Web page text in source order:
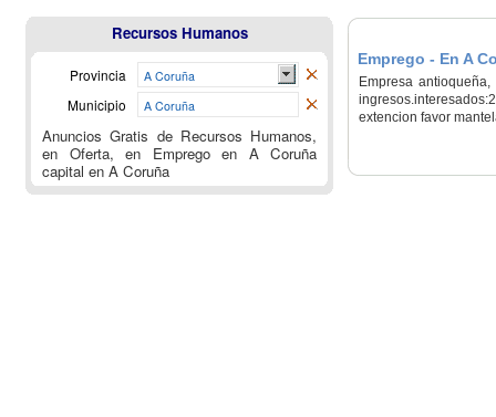
Emprego - En A
Empresa
extencion favor
Recursos Humanos
Provincia A Coruña
Municipio A Coruña
Anuncios Gratis de Recursos Humanos,
en Oferta, en Emprego en A Coruña
capital en A Coruña